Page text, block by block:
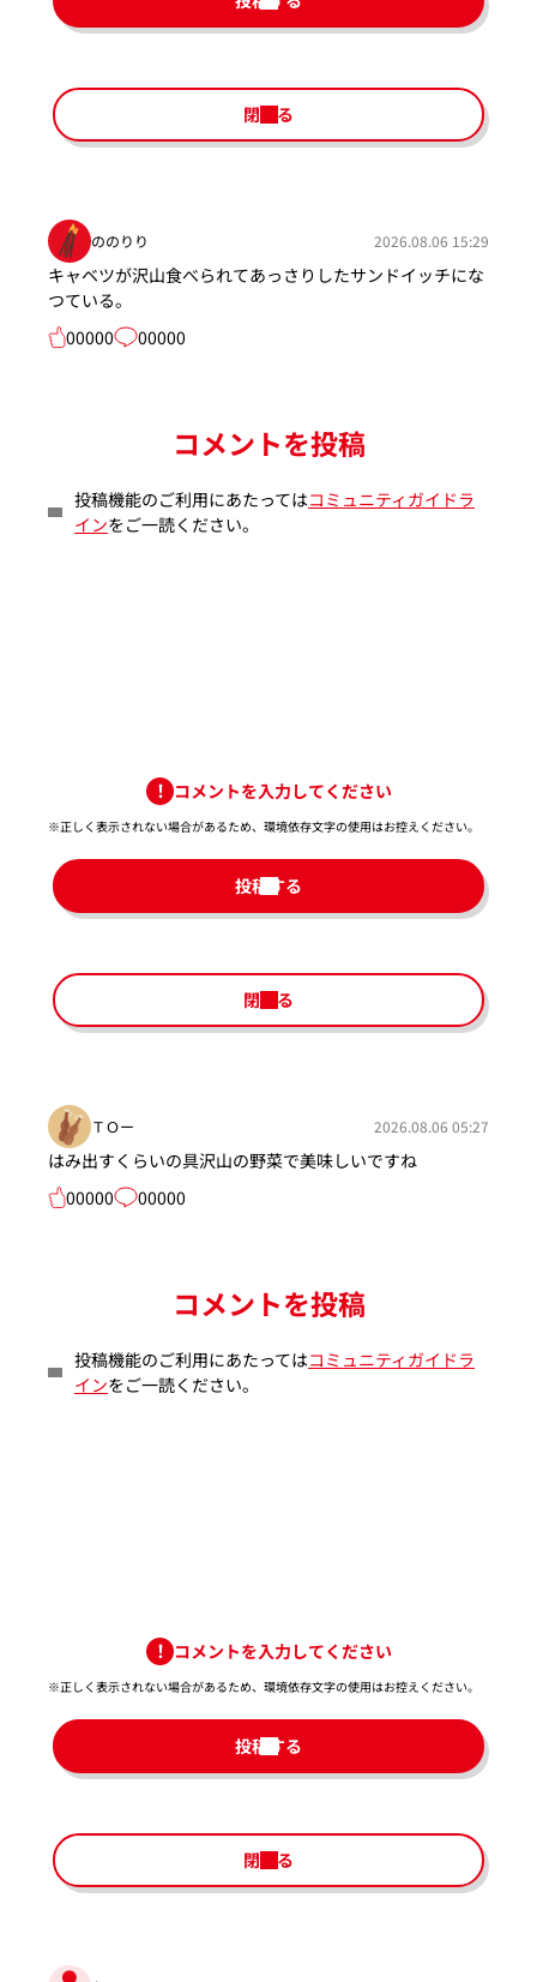
閉じる
ののりり 2026.08.06 15:29
キャベツが沢山食べられてあっさりしたサンドイッチにな
つている。
00000
00000
コメントを投稿
投稿機能のご利用にあたってはコミュニティガイドラ
インをご一読ください。
コメントを入力してください
※正しく表示されない場合があるため、環境依存文字の使用はお控えください。​
投稿する
閉じる
ＴＯー 2026.08.06 05:27
はみ出すくらいの具沢山の野菜で美味しいですね
00000
00000
コメントを投稿
投稿機能のご利用にあたってはコミュニティガイドラ
インをご一読ください。
コメントを入力してください
※正しく表示されない場合があるため、環境依存文字の使用はお控えください。​
投稿する
閉じる